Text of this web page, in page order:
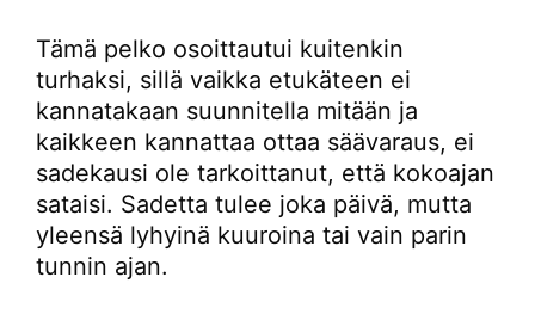
Tämä pelko osoittautui kuitenkin
turhaksi, sillä vaikka etukäteen ei
kannatakaan suunnitella mitään ja
kaikkeen kannattaa ottaa säävaraus, ei
sadekausi ole tarkoittanut, että kokoajan
sataisi. Sadetta tulee joka päivä, mutta
yleensä lyhyinä kuuroina tai vain parin
tunnin ajan.